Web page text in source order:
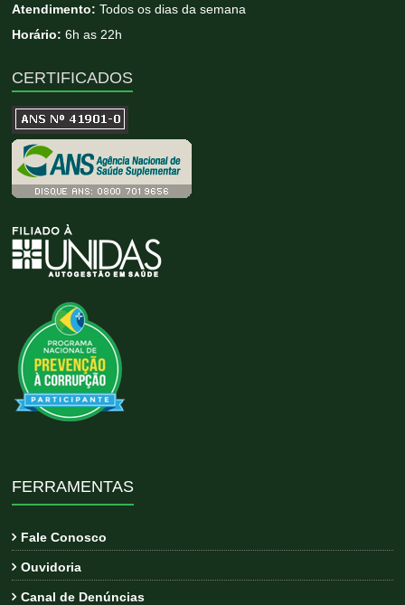
Atendimento: Todos os dias da semana
Horário: 6h as 22h
CERTIFICADOS
FERRAMENTAS
Fale Conosco
Ouvidoria
Canal de Denúncias